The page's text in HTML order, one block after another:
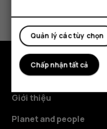
Có Không
Khám phá
Giới thiệu
Planet and people
Quản lý các tùy chọn
Chấp nhận tất cả